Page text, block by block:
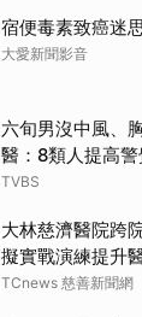
宿便毒素致癌迷
大愛新聞影音
六旬男沒中風
醫：8類人提高
TVBS
大林慈濟醫院跨
擬實戰演練提升
TCnews 慈善新聞網